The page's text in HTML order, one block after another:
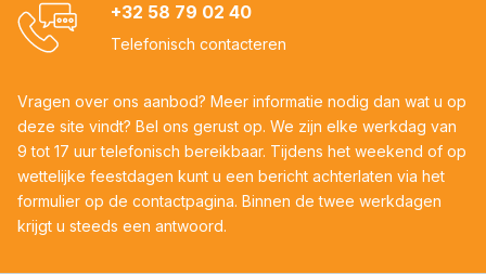
+32 58 79 02 40
Telefonisch contacteren
Vragen over ons aanbod? Meer informatie nodig dan wat u op
deze site vindt? Bel ons gerust op. We zijn elke werkdag van
9 tot 17 uur telefonisch bereikbaar. Tijdens het weekend of op
wettelijke feestdagen kunt u een bericht achterlaten via het
formulier op de contactpagina. Binnen de twee werkdagen
krijgt u steeds een antwoord.